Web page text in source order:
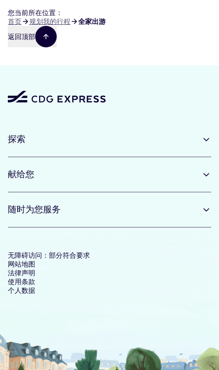
您当前所在位置：
面
屑
首页 规划我的行程
全家出游
返回顶部
探索
献给您
随时为您服务
无障碍访问：部分符合要求
网站地图
法律声明
使用条款
个人数据